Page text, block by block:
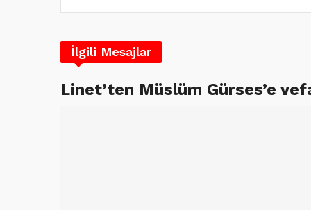
İlgili Mesajlar
Linet’ten Müslüm Gürses’e